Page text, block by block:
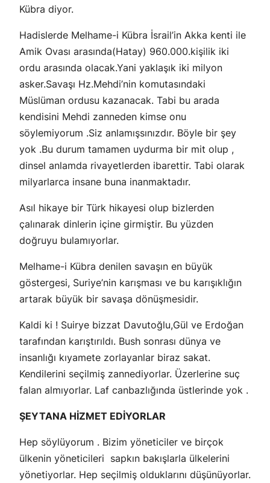
Kübra diyor.
Hadislerde Melhame-i Kübra İsrail’in Akka kenti ile
Amik Ovası arasında(Hatay) 960.000.kişilik iki
ordu arasında olacak.Yani yaklaşık iki milyon
asker.Savaşı Hz.Mehdi’nin komutasındaki
Müslüman ordusu kazanacak. Tabi bu arada
kendisini Mehdi zanneden kimse onu
söylemiyorum .Siz anlamışsınızdır. Böyle bir şey
yok .Bu durum tamamen uydurma bir mit olup ,
dinsel anlamda rivayetlerden ibarettir. Tabi olarak
milyarlarca insane buna inanmaktadır.
Asıl hikaye bir Türk hikayesi olup bizlerden
çalınarak dinlerin içine girmiştir. Bu yüzden
doğruyu bulamıyorlar.
Melhame-i Kübra denilen savaşın en büyük
göstergesi, Suriye’nin karışması ve bu karışıklığın
artarak büyük bir savaşa dönüşmesidir.
Kaldi ki ! Suirye bizzat Davutoğlu,Gül ve Erdoğan
tarafından karıştırıldı. Bush sonrası dünya ve
insanlığı kıyamete zorlayanlar biraz sakat.
Kendilerini seçilmiş zannediyorlar. Üzerlerine suç
falan almıyorlar. Laf canbazlığında üstlerinde yok .
ŞEYTANA HİZMET EDİYORLAR
Hep söylüyorum . Bizim yöneticiler ve birçok
ülkenin yöneticileri sapkın bakışlarla ülkelerini
yönetiyorlar. Hep seçilmiş olduklarını düşünüyorlar.